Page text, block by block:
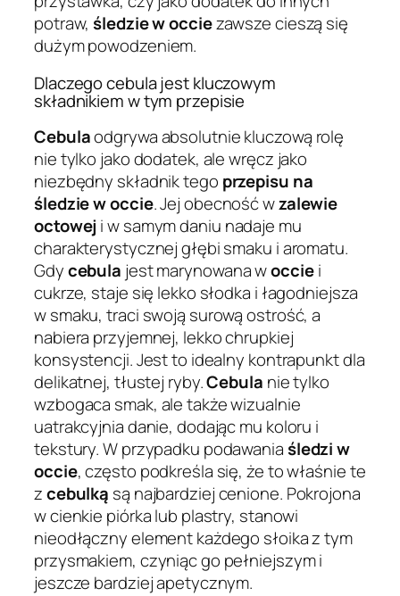
potraw,śledzie w occiezawsze cieszą się
dużym powodzeniem.
Dlaczego cebula jest kluczowym
składnikiem w tym przepisie
Cebulaodgrywa absolutnie kluczową rolę
nie tylko jako dodatek, ale wręcz jako
niezbędny składnik tego przepisu na
śledzie w occie. Jej obecność wzalewie
octowej i w samym daniu nadaje mu
charakterystycznej głębi smaku i aromatu.
Gdycebula jest marynowana wocciei
cukrze, staje się lekko słodka i łagodniejsza
w smaku, traci swoją surową ostrość, a
nabiera przyjemnej, lekko chrupkiej
konsystencji. Jest to idealny kontrapunkt dla
delikatnej, tłustej ryby.Cebula nie tylko
wzbogaca smak, ale także wizualnie
uatrakcyjnia danie, dodając mu koloru i
tekstury. W przypadku podawaniaśledzi w
occie, często podkreśla się, że to właśnie te
zcebulką są najbardziej cenione. Pokrojona
w cienkie piórka lub plastry, stanowi
nieodłączny element każdego słoika z tym
przysmakiem, czyniąc go pełniejszym i
jeszcze bardziej apetycznym.